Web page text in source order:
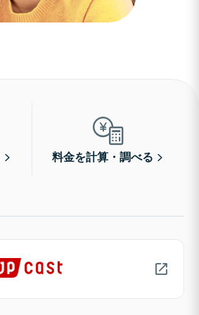
料金を計算・調べる